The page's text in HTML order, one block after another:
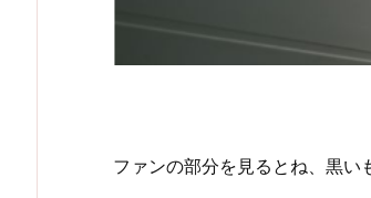
ファンの部分を見るとね、黒い